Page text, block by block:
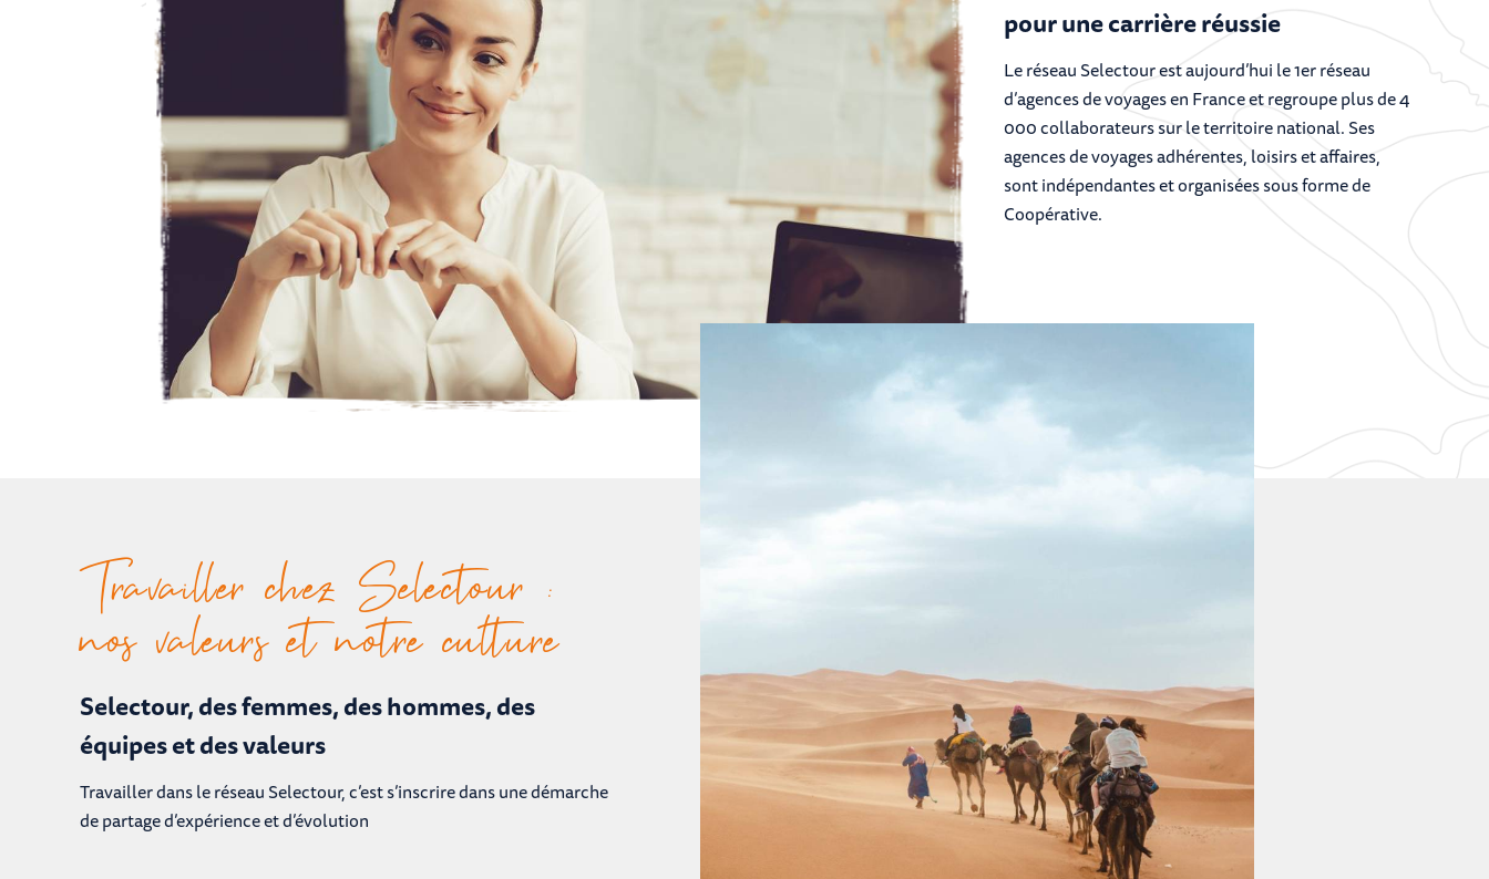
pour une carrière réussie
Le réseau Selectour est aujourd’hui le 1er réseau
d’agences de voyages en France et regroupe plus de 4
000 collaborateurs sur le territoire national. Ses
agences de voyages adhérentes, loisirs et affaires,
sont indépendantes et organisées sous forme de
Coopérative.
Travailler chez Selectour :
nos valeurs et notre culture
Selectour, des femmes, des hommes, des
équipes et des valeurs
Travailler dans le réseau Selectour, c’est s’inscrire dans une démarche
de partage d’expérience et d’évolution